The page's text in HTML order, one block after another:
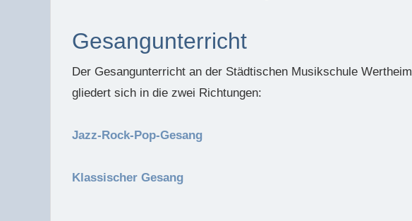
Gesangunterricht
Der Gesangunterricht an der Städtischen Musikschule Wertheim
gliedert sich in die zwei Richtungen:
Jazz-Rock-Pop-Gesang
Klassischer Gesang